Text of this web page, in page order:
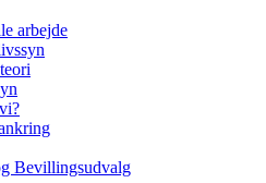
arbejde
Bevillingsudvalg